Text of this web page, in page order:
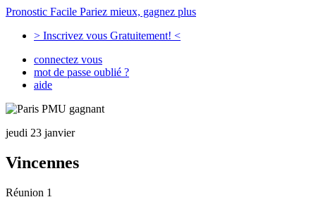
Pronostic Facile Pariez mieux, gagnez plus
> Inscrivez vous Gratuitement! <
connectez vous
mot de passe oublié ?
aide
jeudi 23 janvier
Vincennes
Réunion 1